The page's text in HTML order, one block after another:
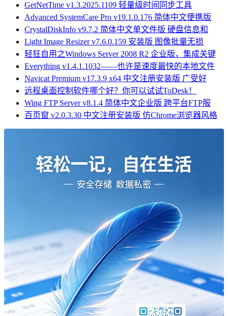
GetNetTime v1.3.2025.1109 轻量级时间同步工具
Advanced SystemCare Pro v19.1.0.176 简体中文便携版
CrystalDiskInfo v9.7.2 简体中文单文件版 硬盘信息和
Light Image Resizer v7.6.0.159 安装版 图像批量无损
轻狂自用之Windows Server 2008 R2 企业版，集成关键
Everything v1.4.1.1032——也许是速度最快的本地文件
Navicat Premium v17.3.9 x64 中文注册安装版 广受好
远程桌面控制软件哪个好？你可以试试ToDesk！
Wing FTP Server v8.1.4 简体中文企业版 跨平台FTP服
百页窗 v2.0.3.30 中文注册安装版 仿Chrome浏览器风格